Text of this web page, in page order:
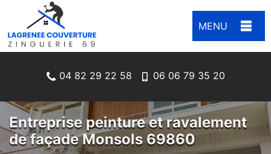
MENU
04 82 29 22 58 06 06 79 35 20
Entreprise peinture et ravalement
de façade Monsols 69860